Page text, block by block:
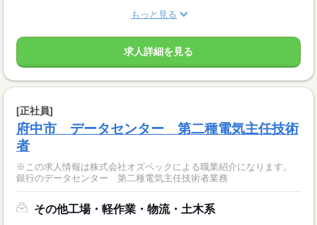
もっと見る
求人詳細を見る
[正社員]
府中市 データセンター 第二種電気主任技術
者
※この求人情報は株式会社オズペックによる職業紹介になります。
銀行のデータセンター 第二種電気主任技術者業務
その他工場・軽作業・物流・土木系